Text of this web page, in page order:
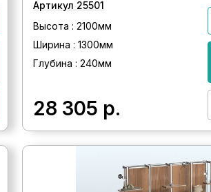
Артикул 25501
Высота : 2100мм
Ширина : 1300мм
Глубина : 240мм
28 305 р.